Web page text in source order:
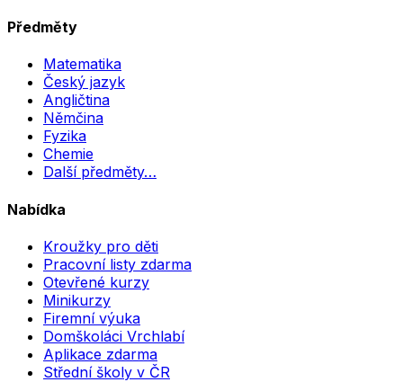
Předměty
Matematika
Český jazyk
Angličtina
Němčina
Fyzika
Chemie
Další předměty…
Nabídka
Kroužky pro děti
Pracovní listy zdarma
Otevřené kurzy
Minikurzy
Firemní výuka
Domškoláci Vrchlabí
Aplikace zdarma
Střední školy v ČR